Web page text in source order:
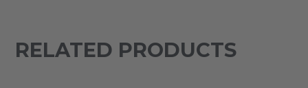
RELATED PRODUCTS